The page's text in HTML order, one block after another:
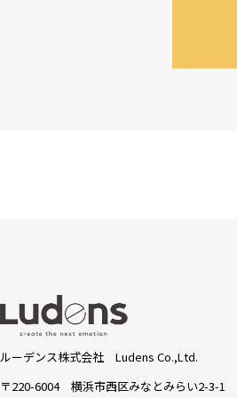
ルーデンス株式会社 Ludens Co.,Ltd.
〒220-6004 横浜市西区みなとみらい2-3-1